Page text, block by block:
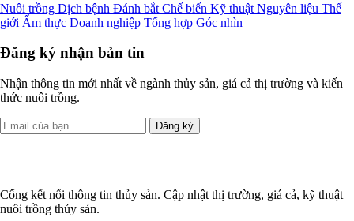
Nuôi trồng Dịch bệnh Đánh bắt Chế biến Kỹ thuật Nguyên liệu Thế
giới Ẩm thực Doanh nghiệp Tổng hợp Góc nhìn
Đăng ký nhận bản tin
Nhận thông tin mới nhất về ngành thủy sản, giá cả thị trường và kiến
thức nuôi trồng.
Đăng ký
Cổng kết nối thông tin thủy sản. Cập nhật thị trường, giá cả, kỹ thuật
nuôi trồng thủy sản.